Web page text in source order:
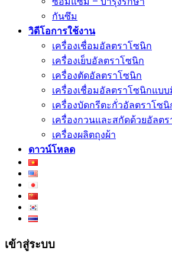
กันซึม
วิดีโอการใช้งาน
เครื่องเชื่อมอัลตราโซนิก
เครื่องเย็บอัลตราโซนิก
เครื่องตัดอัลตราโซนิก
เครื่องเชื่อมอัลตราโซนิกแบ
เครื่องบัดกรีตะกั่วอัลตราโซนิ
เครื่องกวนและสกัดด้วยอัลต
เครื่องผลิตถุงผ้า
ดาวน์โหลด
เข้าสู่ระบบ